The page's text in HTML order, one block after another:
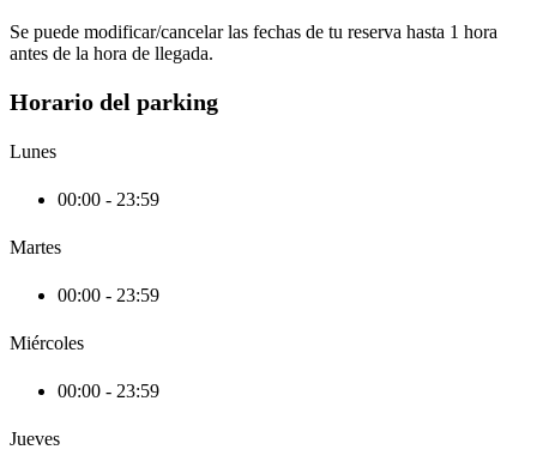
Se puede modificar/cancelar las fechas de tu reserva hasta 1 hora
antes de la hora de llegada.
Horario del parking
Lunes
00:00 - 23:59
Martes
00:00 - 23:59
Miércoles
00:00 - 23:59
Jueves